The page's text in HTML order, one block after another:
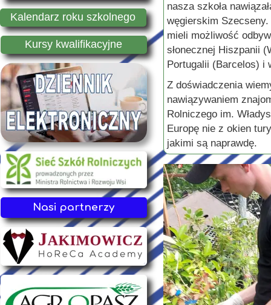
nasza szkoła
węgierskim
mieli możliwość
słonecznej Hiszpanii
Portugalii (Barcelos) i
Z doświadczenia
nawiązywaniem
Rolniczego im.
Europę nie z okien
jakimi są naprawdę.
My w Europie
Nasz internat
Nasi partnerzy
Kalendarz roku szkolnego
Kursy kwalifikacyjne